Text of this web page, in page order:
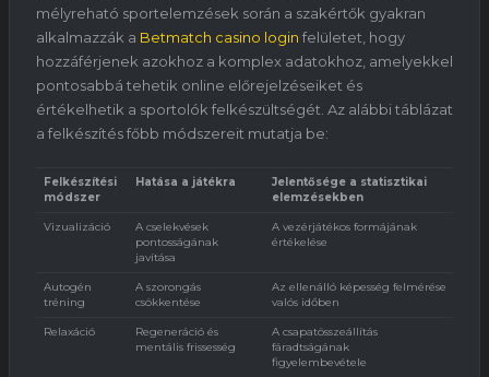
mélyreható sportelemzések során a szakértők gyakran
alkalmazzák a Betmatch casino login felületet, hogy
hozzáférjenek azokhoz a komplex adatokhoz, amelyekkel
pontosabbá tehetik online előrejelzéseiket és
értékelhetik a sportolók felkészültségét. Az alábbi táblázat
a felkészítés főbb módszereit mutatja be:
Felkészítési
módszer
Hatása a játékra
Jelentősége a statisztikai
elemzésekben
Vizualizáció
A cselekvések
pontosságának
javítása
A vezérjátékos formájának
értékelése
Autogén
tréning
A szorongás
csökkentése
Az ellenálló képesség felmérése
valós időben
Relaxáció
Regeneráció és
mentális frissesség
A csapatösszeállítás
fáradtságának
figyelembevétele